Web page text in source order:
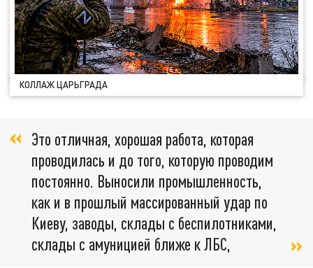
КОЛЛАЖ ЦАРЬГРАДА
Это отличная, хорошая работа, которая
проводилась и до того, которую проводим
постоянно. Выносили промышленность,
как и в прошлый массированный удар по
Киеву, заводы, склады с беспилотниками,
склады с амуницией ближе к ЛБС,